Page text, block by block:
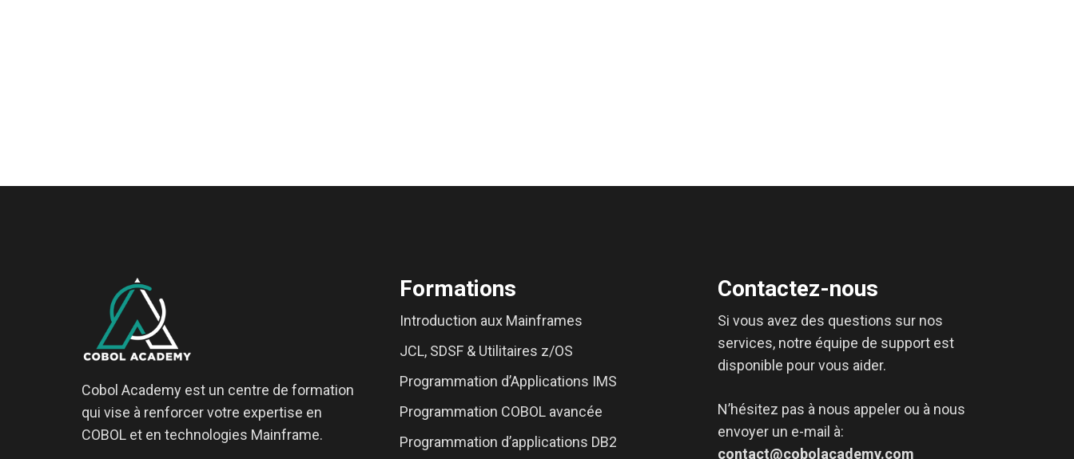
Cobol Academy est un centre de formation
qui vise à renforcer votre expertise en
COBOL et en technologies Mainframe.
Formations
Introduction aux Mainframes
JCL, SDSF & Utilitaires z/OS
Programmation d’Applications IMS
Programmation COBOL avancée
Programmation d’applications DB2
Contactez-nous
Si vous avez des questions sur nos
services, notre équipe de support est
disponible pour vous aider.
N’hésitez pas à nous appeler ou à nous
envoyer un e-mail à:
contact@cobolacademy.com